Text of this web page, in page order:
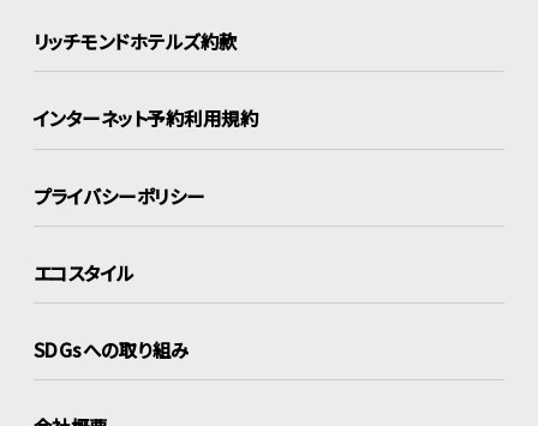
リッチモンドホテルズ約款
インターネット予約利用規約
プライバシーポリシー
エコスタイル
SDGsへの取り組み